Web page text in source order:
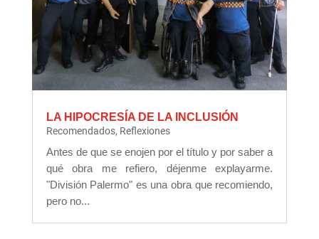
LA HIPOCRESÍA DE LA INCLUSIÓN
Recomendados, Reflexiones
Antes de que se enojen por el título y por saber a
qué obra me refiero, déjenme explayarme.
"División Palermo" es una obra que recomiendo,
pero no...